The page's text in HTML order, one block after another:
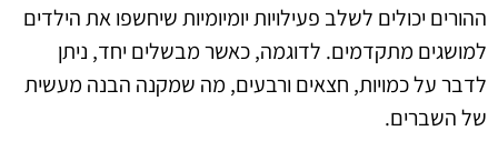
ההורים יכולים לשלב פעילויות יומיומיות שיחשפו את הילדים
למושגים מתקדמים. לדוגמה, כאשר מבשלים יחד, ניתן
לדבר על כמויות, חצאים ורבעים, מה שמקנה הבנה מעשית
של השברים.